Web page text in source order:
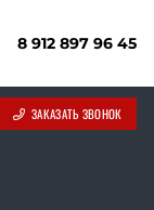
8 912 897 96 45
ЗАКАЗАТЬ ЗВОНОК